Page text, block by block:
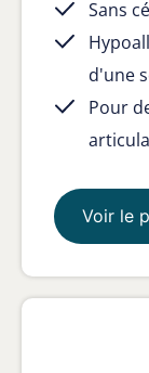
Sans
d'une
Pour
Voir le